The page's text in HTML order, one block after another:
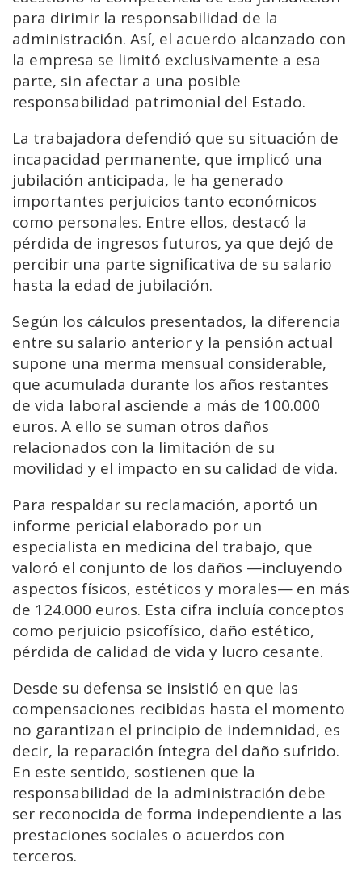
para dirimir la responsabilidad de la
administración. Así, el acuerdo alcanzado con
la empresa se limitó exclusivamente a esa
parte, sin afectar a una posible
responsabilidad patrimonial del Estado.
La trabajadora defendió que su situación de
incapacidad permanente, que implicó una
jubilación anticipada, le ha generado
importantes perjuicios tanto económicos
como personales. Entre ellos, destacó la
pérdida de ingresos futuros, ya que dejó de
percibir una parte significativa de su salario
hasta la edad de jubilación.
Según los cálculos presentados, la diferencia
entre su salario anterior y la pensión actual
supone una merma mensual considerable,
que acumulada durante los años restantes
de vida laboral asciende a más de 100.000
euros. A ello se suman otros daños
relacionados con la limitación de su
movilidad y el impacto en su calidad de vida.
Para respaldar su reclamación, aportó un
informe pericial elaborado por un
especialista en medicina del trabajo, que
valoró el conjunto de los daños —incluyendo
aspectos físicos, estéticos y morales— en más
de 124.000 euros. Esta cifra incluía conceptos
como perjuicio psicofísico, daño estético,
pérdida de calidad de vida y lucro cesante.
Desde su defensa se insistió en que las
compensaciones recibidas hasta el momento
no garantizan el principio de indemnidad, es
decir, la reparación íntegra del daño sufrido.
En este sentido, sostienen que la
responsabilidad de la administración debe
ser reconocida de forma independiente a las
prestaciones sociales o acuerdos con
terceros.